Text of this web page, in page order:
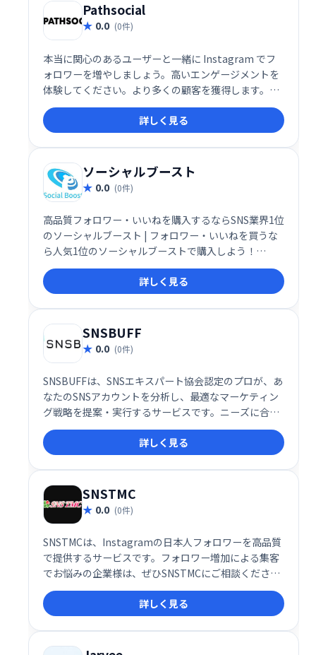
Pathsocial
0.0 (0件)
本当に関心のあるユーザーと一緒に Instagram でフ
ォロワーを増やしましょう。高いエンゲージメントを
体験してください。より多くの顧客を獲得します。私
たちの言葉を鵜呑みにするのではなく、クライアント
の結果を自分の目で確かめてください!
詳しく見る
ソーシャルブースト
0.0 (0件)
高品質フォロワー・いいねを購入するならSNS業界1位
のソーシャルブースト | フォロワー・いいねを買うな
ら人気1位のソーシャルブーストで購入しよう！
twitter・instagram・youtube・facebook・
Tiktok・LINEならSocial Boost♪
詳しく見る
SNSBUFF
0.0 (0件)
SNSBUFFは、SNSエキスパート協会認定のプロが、あ
なたのSNSアカウントを分析し、最適なマーケティン
グ戦略を提案・実行するサービスです。ニーズに合わ
せた手法で、迅速かつ丁寧にアカウントとコンテンツ
を改善し、フォロワー増加やエンゲージメント向上を
サポートします。 SNSを「BUFF（上昇）」させるお
手伝いをいたします。
詳しく見る
SNSTMC
0.0 (0件)
SNSTMCは、Instagramの日本人フォロワーを高品質
で提供するサービスです。フォロワー増加による集客
でお悩みの企業様は、ぜひSNSTMCにご相談くださ
い。SNS集客に関するあらゆるニーズに対応し、ビジ
ネスの成長を支援します。詳しく見る